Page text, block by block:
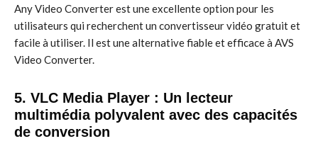
Any Video Converter est une excellente option pour les
utilisateurs qui recherchent un convertisseur vidéo gratuit et
facile à utiliser. Il est une alternative fiable et efficace à AVS
Video Converter.
5. VLC Media Player : Un lecteur
multimédia polyvalent avec des capacités
de conversion